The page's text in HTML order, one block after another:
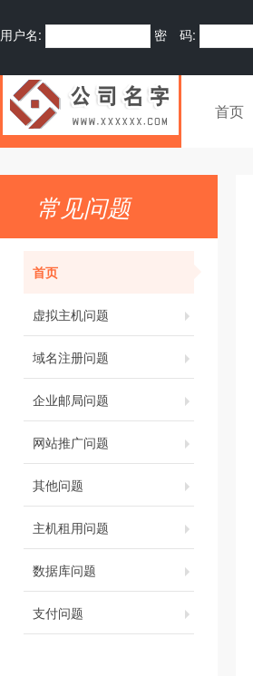
用户名: 密 码:
首页
常见问题
首页
虚拟主机问题
域名注册问题
企业邮局问题
网站推广问题
其他问题
主机租用问题
数据库问题
支付问题